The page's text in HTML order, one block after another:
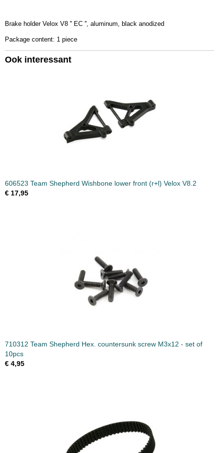
0,10 Kg
Brake holder Velox V8 '' EC '', aluminum, black anodized
Package content: 1 piece
Ook interessant
606523 Team Shepherd Wishbone lower front (r+l) Velox V8.2
€ 17,95
710312 Team Shepherd Hex. countersunk screw M3x12 - set of
10pcs
€ 4,95